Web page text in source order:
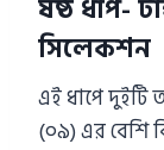
ষষ্ঠ ধাপ-
সিলেকশন
এই ধাপে
(০৯) এর বেশি